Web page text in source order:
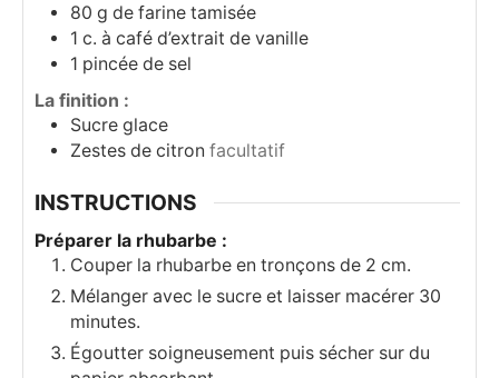
80 g de farine tamisée
1 c. à café d’extrait de vanille
1 pincée de sel
La finition :
Sucre glace
Zestes de citron facultatif
INSTRUCTIONS
Préparer la rhubarbe :
Couper la rhubarbe en tronçons de 2 cm.
Mélanger avec le sucre et laisser macérer 30
minutes.
Égoutter soigneusement puis sécher sur du